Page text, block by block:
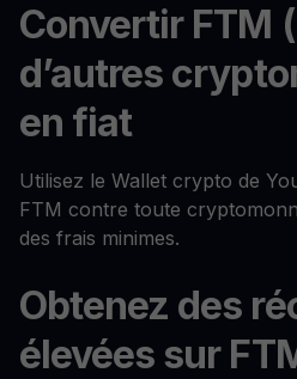
Convertir FTM
d’autres
en fiat
Utilisez le Wallet crypto de
FTM contre toute
des frais minimes.
Obtenez des
élevées sur